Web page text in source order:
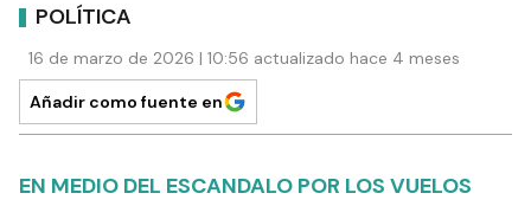
POLÍTICA
16 de marzo de 2026 | 10:56 actualizado hace 4 meses
Añadir como fuente en
EN MEDIO DEL ESCANDALO POR LOS VUELOS